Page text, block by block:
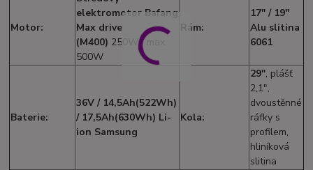
Motor:
elektromotor Bafang
Max drive
(M400) 250W / max.
500W
Rám:
17" / 19"
Alu slitina
6061
Baterie:
36V / 14,5Ah(522Wh)
/ 17,5Ah(630Wh) Li-
ion Samsung
Kola:
29", plášť
2,1",
dvoustěnné
ráfky s
profilem,
hliníková
slitina